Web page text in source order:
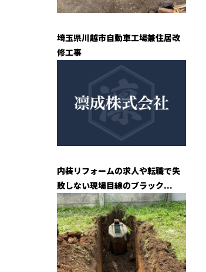
埼玉県川越市自動車工場兼住居改
修工事
内装リフォームの求人や転職で失
敗しない現場目線のブラック...